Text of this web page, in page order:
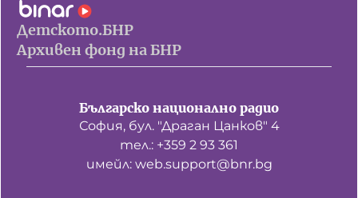
Детското.БНР
Архивен фонд на БНР
Българско национално радио
София, бул. "Драган Цанков" 4
тел.: +359 2 93 361
имейл: web.support@bnr.bg